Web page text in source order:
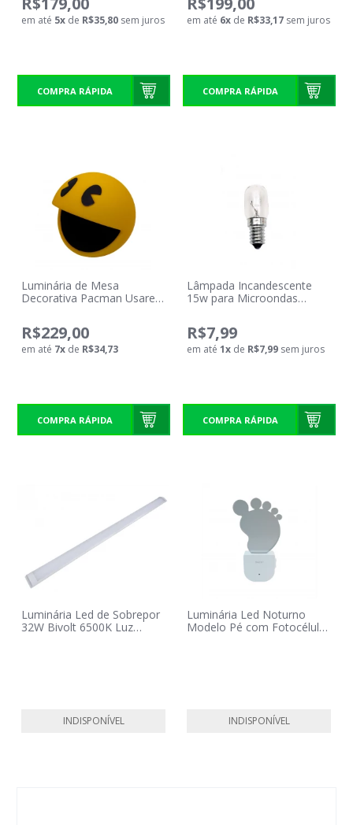
em até 5x de R$35,80 sem juros
COMPRA RÁPIDA
em até 6x de R$33,17 sem juros
COMPRA RÁPIDA
Luminária de Mesa
Decorativa Pacman Usare
R$229,00
em até 7x de R$34,73
COMPRA RÁPIDA
Lâmpada Incandescente
15w para Microondas
Taschibra
R$7,99
em até1x de R$7,99 sem juros
COMPRA RÁPIDA
Luminária Led de Sobrepor
32W Bivolt 6500K Luz
INDISPONÍVEL
Luminária Led Noturno
Modelo Pé com Fotocélula
INDISPONÍVEL